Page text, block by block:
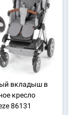
вкладыш в
кресло
86131